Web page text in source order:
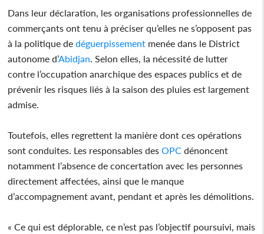
Dans leur déclaration, les organisations professionnelles de
commerçants ont tenu à préciser qu’elles ne s’opposent pas
à la politique de déguerpissement menée dans le District
autonome d’Abidjan . Selon elles, la nécessité de lutter
contre l’occupation anarchique des espaces publics et de
prévenir les risques liés à la saison des pluies est largement
admise.
Toutefois, elles regrettent la manière dont ces opérations
sont conduites. Les responsables des OPC dénoncent
notamment l’absence de concertation avec les personnes
directement affectées, ainsi que le manque
d’accompagnement avant, pendant et après les démolitions.
« Ce qui est déplorable, ce n’est pas l’objectif poursuivi, mais